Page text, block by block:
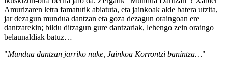
Amurizaren letra famatutik abiatuta, eta jainkoak alde batera utzita,
jar dezagun mundua dantzan eta goza dezagun oraingoan ere
dantzarekin; bildu ditzagun gure dantzariak, lehengo zein oraingo
belaunaldiak batuz…
"Mundua dantzan jarriko nuke, Jainkoa Korrontzi banintza…"